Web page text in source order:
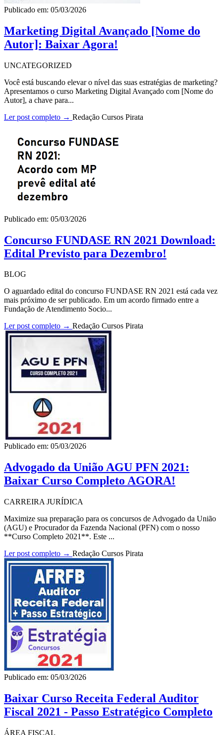
Publicado em: 05/03/2026
Marketing Digital Avançado [Nome do
Autor]: Baixar Agora!
UNCATEGORIZED
Você está buscando elevar o nível das suas estratégias de marketing?
Apresentamos o curso Marketing Digital Avançado com [Nome do
Autor], a chave para...
Ler post completo → Redação Cursos Pirata
Publicado em: 05/03/2026
Concurso FUNDASE RN 2021 Download:
Edital Previsto para Dezembro!
BLOG
O aguardado edital do concurso FUNDASE RN 2021 está cada vez
mais próximo de ser publicado. Em um acordo firmado entre a
Fundação de Atendimento Socio...
Ler post completo → Redação Cursos Pirata
Publicado em: 05/03/2026
Advogado da União AGU PFN 2021:
Baixar Curso Completo AGORA!
CARREIRA JURÍDICA
Maximize sua preparação para os concursos de Advogado da União
(AGU) e Procurador da Fazenda Nacional (PFN) com o nosso
**Curso Completo 2021**. Este ...
Ler post completo → Redação Cursos Pirata
Publicado em: 05/03/2026
Baixar Curso Receita Federal Auditor
Fiscal 2021 - Passo Estratégico Completo
ÁREA FISCAL